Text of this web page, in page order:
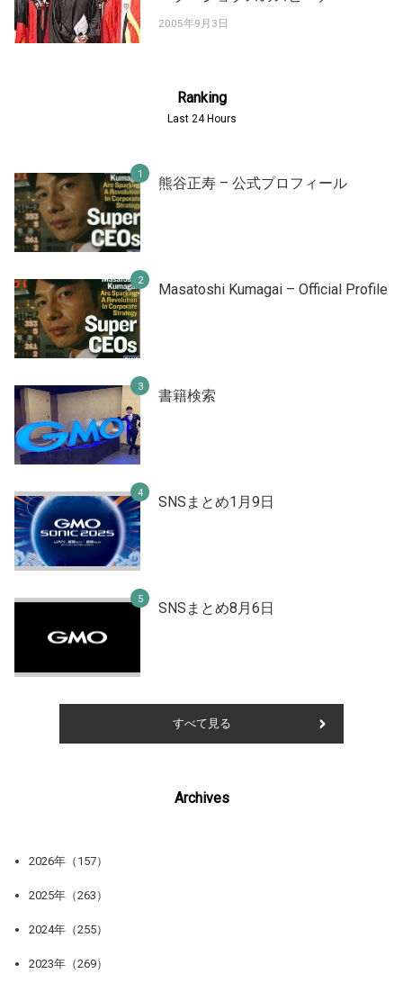
2005年9月3日
Ranking
Last 24 Hours
熊谷正寿 – 公式プロフィール
Masatoshi Kumagai – Official Profile
書籍検索
SNSまとめ1月9日
SNSまとめ8月6日
すべて見る
Archives
2026年（157）
2025年（263）
2024年（255）
2023年（269）